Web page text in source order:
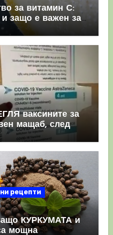
за витамин С:
и защо е важен за
ваксините за
мащаб, след
причиняват
рецепти
КУРКУМАТА и
мощна